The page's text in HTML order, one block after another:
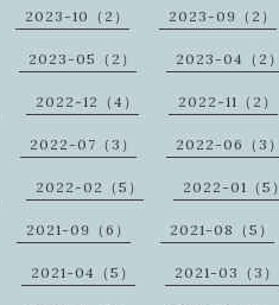
2023-10（2） 2023-09（2）
2023-05（2） 2023-04（2）
2022-12（4） 2022-11（2）
2022-07（3） 2022-06（3）
2022-02（5） 2022-01（5）
2021-09（6） 2021-08（5）
2021-04（5） 2021-03（3）